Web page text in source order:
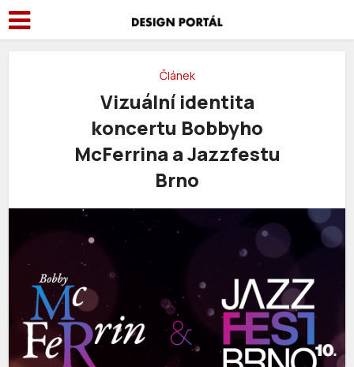
Článek
Vizuální identita
koncertu Bobbyho
McFerrina a Jazzfestu
Brno